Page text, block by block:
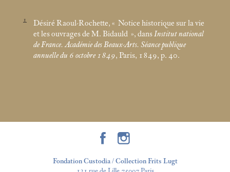
1 Désiré Raoul-Rochette, « Notice historique sur la vie
et les ouvrages de M. Bidauld », dansInstitut national
de France. Académie des Beaux-Arts. Séance publique
annuelle du 6 octobre 1849, Paris, 1849, p. 40.
Fondation Custodia / Collection Frits Lugt